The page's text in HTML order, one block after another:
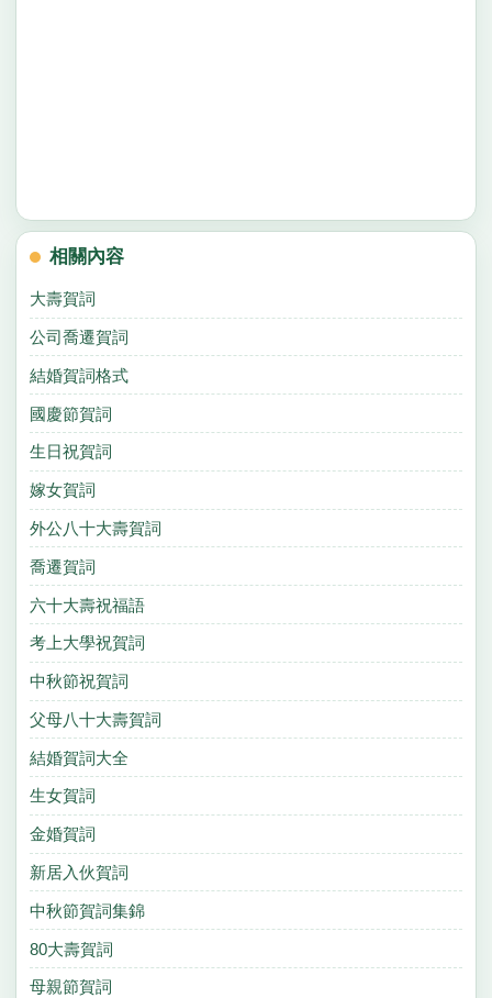
相關內容
大壽賀詞
公司喬遷賀詞
結婚賀詞格式
國慶節賀詞
生日祝賀詞
嫁女賀詞
外公八十大壽賀詞
喬遷賀詞
六十大壽祝福語
考上大學祝賀詞
中秋節祝賀詞
父母八十大壽賀詞
結婚賀詞大全
生女賀詞
金婚賀詞
新居入伙賀詞
中秋節賀詞集錦
80大壽賀詞
母親節賀詞